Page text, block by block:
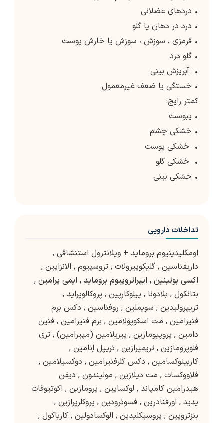
• دردهای عضلانی
• درد در دهان یا گلو
• قرمزی ، سوزش ، سوزش یا خارش پوست
• گلو درد
• آبریزش بینی
• خستگی یا ضعف غیرمعمول
کمتر رایج:
• یبوست
• خشکی چشم
• خشکی پوست
• خشکی گلو
• خشکی بینی
تداخلات دارویی
اومکلیدینیوم بروماید + ویلانترول استنشاقی ,
داریفناسین , گلیکوپیرولات , تروسپیوم , الانزاپین ,
اکسی بوتینین , ایپراتروپیوم بروماید , ایمی پرامین ,
بتانکول , بلادونا , پیلوکارپین , پروکالوپراید ,
تریپرولیدین , سویملین , روفناسین , دکس برم
فنیرامین , مت اسکوپولامین , برم فنیرامین , فنین
دامین , پروپیومازین , پیریلامین (مپیرامین) , تری
فلوپرومازین , تریمپرازین , تریپل اِنامین ,
کاربینوکسامین , دکس کلرفنیرامین , دوکسیلامین ,
فلاووکسات , مت دیلازین , مولیندون , دیفن
هیدرامین کامپاند , لوکساپین , پرومازین , اکوتیوفات
یدید , اورفنادرین , فسوترودین , پروکلرپرازین ,
بنزتروپین , پروسیکلیدین , الوکسادولین , کارباکول ,